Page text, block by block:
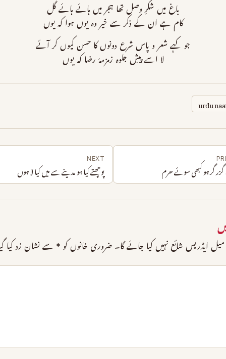
باغ میں شکرِ وصل تھا ہجر میں ہائے ہائے گل
کام ہے ان کے ذکر سے خیر وہ یوں ہوا کہ یوں
جو کہے شعر و پاس شرع دونوں کا حسن کیوں کر آئے
لا اسے پیشِ جلوہ زمزمۂ رضا کہ یوں
urdu
گزر گر ہو کبھی سوئے حرم
NEXT
پوچھتے کیا ہو مدینے سے میں کیا لا ہوں
ایڈریس شائع نہیں کیا جائے گا۔ ضروری خانوں کو * سے نشان زد کیا